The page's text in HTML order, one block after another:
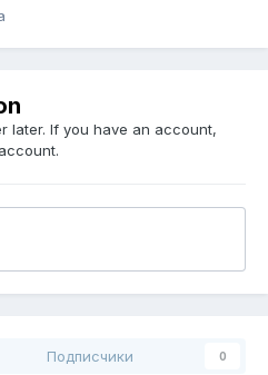
later. If you have an account,
Подписчики 0